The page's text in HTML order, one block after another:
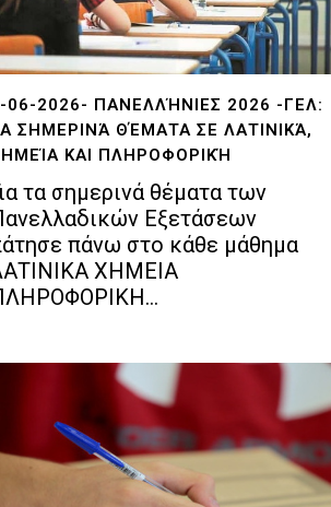
06-2026- ΠΑΝΕΛΛΉΝΙΕΣ 2026 -ΓΕΛ:
ΣΗΜΕΡΙΝΆ ΘΈΜΑΤΑ ΣΕ ΛΑΤΙΝΙΚΆ,
ΚΑΙ ΠΛΗΡΟΦΟΡΙΚΉ
τα σημερινά θέματα των
Εξετάσεων
πάνω στο κάθε μάθημα
ΧΗΜΕΙΑ